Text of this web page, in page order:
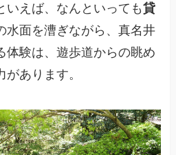
いえば、なんといっても貸
水面を漕ぎながら、真名井
体験は、遊歩道からの眺め
あります。